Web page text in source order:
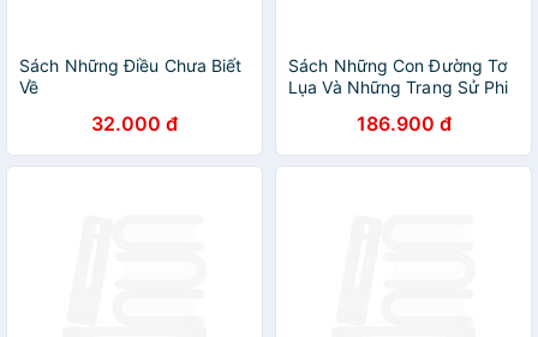
Sách Những Điều Chưa Biết
Về
32.000 đ
Sách Những Con Đường Tơ
Lụa Và Những Trang Sử Phi
186.900 đ